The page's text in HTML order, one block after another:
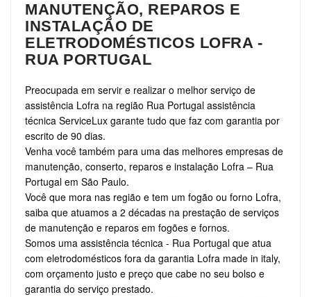
MANUTENÇÃO, REPAROS E
INSTALAÇÃO DE
ELETRODOMÉSTICOS LOFRA -
RUA PORTUGAL
Preocupada em servir e realizar o melhor serviço de
assistência Lofra na região Rua Portugal assistência
técnica ServiceLux garante tudo que faz com garantia por
escrito de 90 dias.
Venha você também para uma das melhores empresas de
manutenção, conserto, reparos e instalação Lofra – Rua
Portugal em São Paulo.
Você que mora nas região e tem um fogão ou forno Lofra,
saiba que atuamos a 2 décadas na prestação de serviços
de manutenção e reparos em fogões e fornos.
Somos uma assistência técnica - Rua Portugal que atua
com eletrodomésticos fora da garantia Lofra made in italy,
com orçamento justo e preço que cabe no seu bolso e
garantia do serviço prestado.